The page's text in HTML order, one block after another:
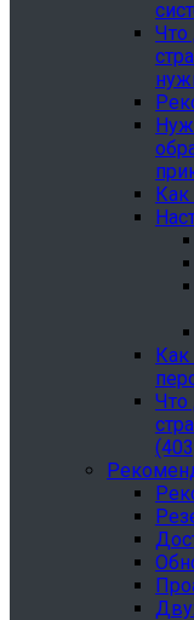
Что
Как
Как
Что